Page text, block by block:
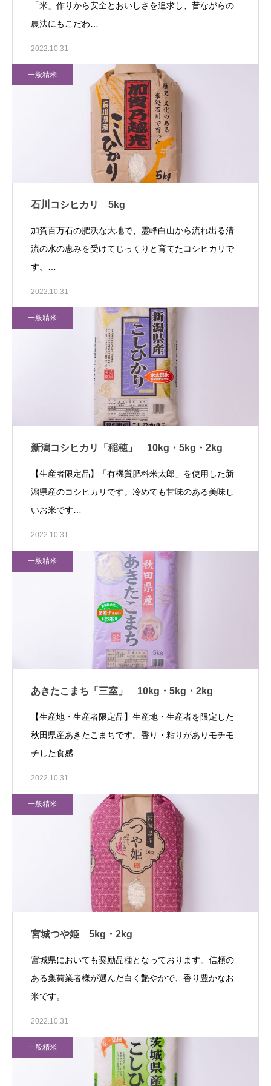
「米」作りから安全とおいしさを追求し、昔ながらの
農法にもこだわ…
2022.10.31
一般精米
石川コシヒカリ 5kg
加賀百万石の肥沃な大地で、霊峰白山から流れ出る清
流の水の恵みを受けてじっくりと育てたコシヒカリで
す。…
2022.10.31
一般精米
新潟コシヒカリ「稲穂」 10kg・5kg・2kg
【生産者限定品】「有機質肥料米太郎」を使用した新
潟県産のコシヒカリです。冷めても甘味のある美味し
いお米です…
2022.10.31
一般精米
あきたこまち「三室」 10kg・5kg・2kg
【生産地・生産者限定品】生産地・生産者を限定した
秋田県産あきたこまちです。香り・粘りがありモチモ
チした食感…
2022.10.31
一般精米
宮城つや姫 5kg・2kg
宮城県においても奨励品種となっております。信頼の
ある集荷業者様が選んだ白く艶やかで、香り豊かなお
米です。…
2022.10.31
一般精米